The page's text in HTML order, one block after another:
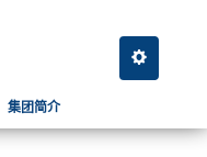
Toggle
集团简介